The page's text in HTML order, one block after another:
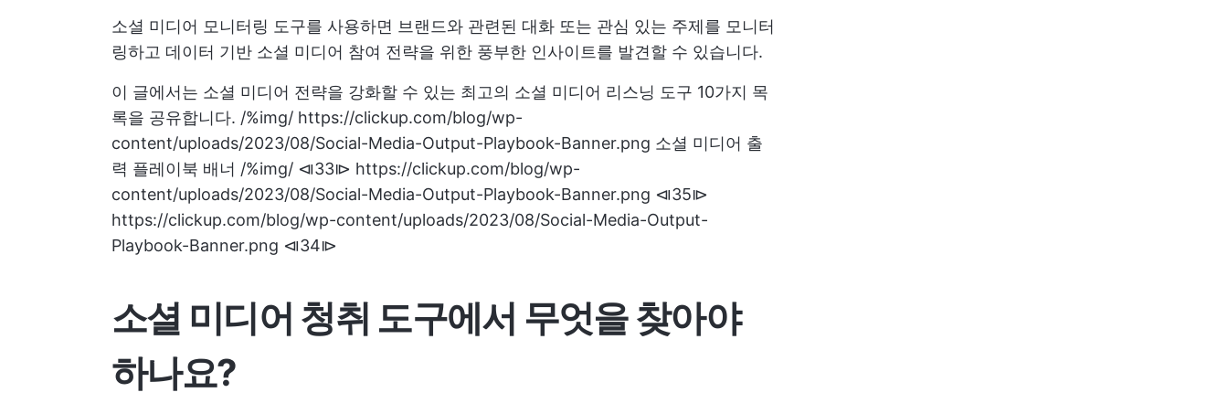
소셜 미디어 모니터링 도구를 사용하면 브랜드와 관련된 대화 또는 관심 있는 주제를 모니터
링하고 데이터 기반 소셜 미디어 참여 전략을 위한 풍부한 인사이트를 발견할 수 있습니다.
이 글에서는 소셜 미디어 전략을 강화할 수 있는 최고의 소셜 미디어 리스닝 도구 10가지 목
록을 공유합니다. /%img/ https://clickup.com/blog/wp-
content/uploads/2023/08/Social-Media-Output-Playbook-Banner.png 소셜 미디어 출
력 플레이북 배너 /%img/ ⧏33⧐ https://clickup.com/blog/wp-
content/uploads/2023/08/Social-Media-Output-Playbook-Banner.png ⧏35⧐
https://clickup.com/blog/wp-content/uploads/2023/08/Social-Media-Output-
Playbook-Banner.png ⧏34⧐
소셜 미디어 청취 도구에서 무엇을 찾아야
하나요?